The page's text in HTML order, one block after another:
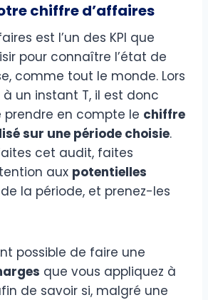
chiffre d’affaires
est l’un des KPI que
pour connaître l’état de
comme tout le monde. Lors
un instant T, il est donc
prendre en compte le chiffre
sur une période choisie.
cet audit, faites
aux potentielles
de la période, et prenez-les
possible de faire une
que vous appliquez à
de savoir si, malgré une